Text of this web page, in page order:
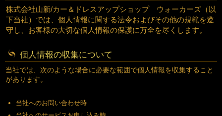
株式会社山新/カー＆ドレスアップショップ ウォーカーズ（以
下当社）では、個人情報に関する法令およびその他の規範を遵
守し、お客様の大切な個人情報の保護に万全を尽くします。
個人情報の収集について
当社では、次のような場合に必要な範囲で個人情報を収集すること
があります。
当社へのお問い合わせ時